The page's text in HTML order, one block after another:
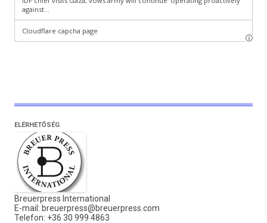
ELÉRHETŐSÉG
Breuerpress International
E-mail: breuerpress@breuerpress.com
Telefon: +36 30 999 4863